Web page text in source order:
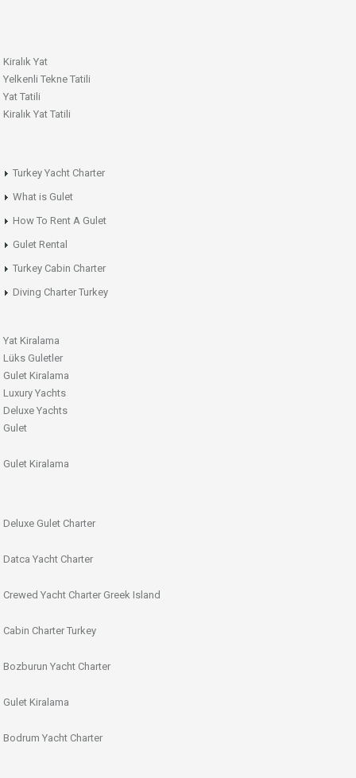
Kiralık Yat
Yelkenli Tekne Tatili
Yat Tatili
Kiralık Yat Tatili
Turkey Yacht Charter
What is Gulet
How To Rent A Gulet
Gulet Rental
Turkey Cabin Charter
Diving Charter Turkey
Yat Kiralama
Lüks Guletler
Gulet Kiralama
Luxury Yachts
Deluxe Yachts
Gulet
Gulet Kiralama
Deluxe Gulet Charter
Datca Yacht Charter
Crewed Yacht Charter Greek Island
Cabin Charter Turkey
Bozburun Yacht Charter
Gulet Kiralama
Bodrum Yacht Charter